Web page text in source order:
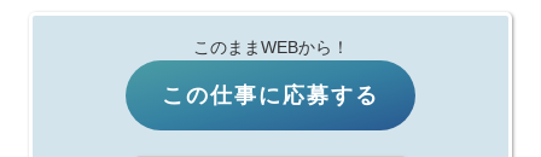
このままWEBから！
この仕事に応募する